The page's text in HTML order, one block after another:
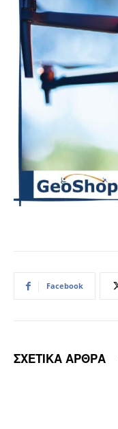
Facebook
ΣΧΕΤΙΚΑ ΑΡΘΡΑ